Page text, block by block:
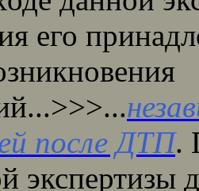
его
после ДТП.
экспертизы